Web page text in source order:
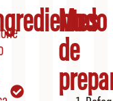
Modo
de